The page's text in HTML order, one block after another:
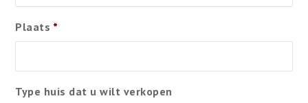
Plaats *
Type huis dat u wilt verkopen